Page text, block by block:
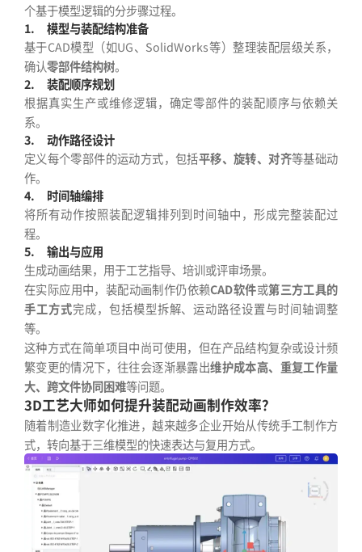
个基于模型逻辑的分步骤过程。
1. 模型与装配结构准备
基于CAD模型（如UG、SolidWorks等）整理装配层级关系，
确认零部件结构树。
2. 装配顺序规划
根据真实生产或维修逻辑，确定零部件的装配顺序与依赖关
系。
3. 动作路径设计
定义每个零部件的运动方式，包括平移、旋转、对齐等基础动
作。
4. 时间轴编排
将所有动作按照装配逻辑排列到时间轴中，形成完整装配过
程。
5. 输出与应用
生成动画结果，用于工艺指导、培训或评审场景。
在实际应用中，装配动画制作仍依赖CAD软件或第三方工具的
手工方式完成，包括模型拆解、运动路径设置与时间轴调整
等。
这种方式在简单项目中尚可使用，但在产品结构复杂或设计频
繁变更的情况下，往往会逐渐暴露出维护成本高、重复工作量
大、跨文件协同困难等问题。
3D工艺大师如何提升装配动画制作效率？
随着制造业数字化推进，越来越多企业开始从传统手工制作方
式，转向基于三维模型的快速表达与复用方式。